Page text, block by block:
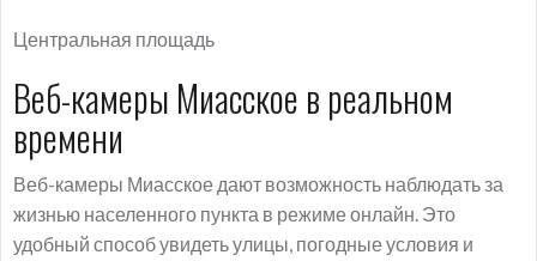
Центральная площадь
Веб-камеры Миасское в реальном
времени
Веб-камеры Миасское дают возможность наблюдать за
жизнью населенного пункта в режиме онлайн. Это
удобный способ увидеть улицы, погодные условия и